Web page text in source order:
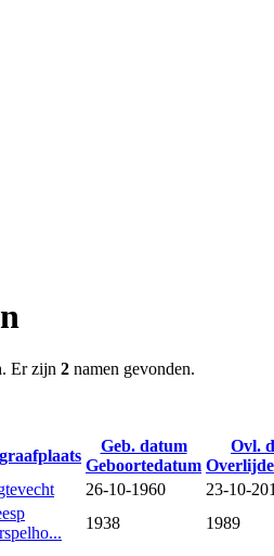
. Er zijn 2 namen gevonden.
Geb. datum
Geboortedatum
Ovl.
26-10-1960
23-10-
1938 1989